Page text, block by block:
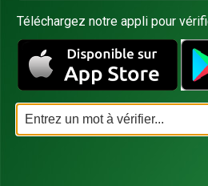
Téléchargez notre appli pour